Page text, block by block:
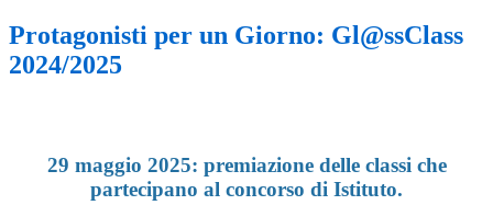
Protagonisti per un Giorno: Gl@ssClass
2024/2025
29 maggio 2025: premiazione delle classi che
partecipano al concorso di Istituto.